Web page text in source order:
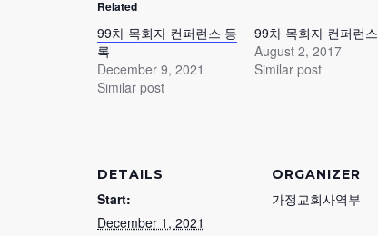
Related
99차 목회자 컨퍼런스 등
록
December 9, 2021
Similar post
99차 목회자 컨퍼런스
August 2, 2017
Similar post
DETAILS
Start:
December 1, 2021
ORGANIZER
가정교회사역부